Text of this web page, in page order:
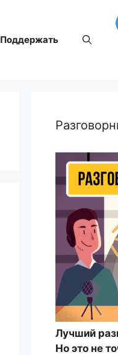
Поддержать
Лучший
Но это не